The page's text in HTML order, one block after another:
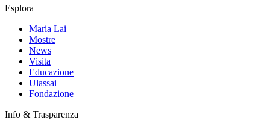
Esplora
Maria Lai
Mostre
News
Visita
Educazione
Ulassai
Fondazione
Info & Trasparenza